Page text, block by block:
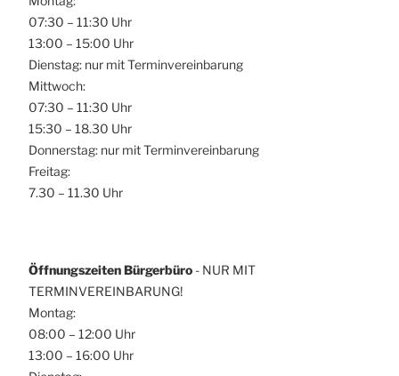
07:30 – 11:30 Uhr
13:00 – 15:00 Uhr
Dienstag: nur mit Terminvereinbarung
Mittwoch:
07:30 – 11:30 Uhr
15:30 – 18.30 Uhr
Donnerstag: nur mit Terminvereinbarung
Freitag:
7.30 – 11.30 Uhr
Öffnungszeiten Bürgerbüro - NUR MIT
TERMINVEREINBARUNG!
Montag:
08:00 – 12:00 Uhr
13:00 – 16:00 Uhr